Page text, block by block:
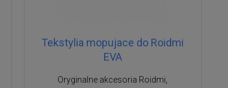
Tekstylia mopujace do Roidmi
EVA
Oryginalne akcesoria Roidmi,